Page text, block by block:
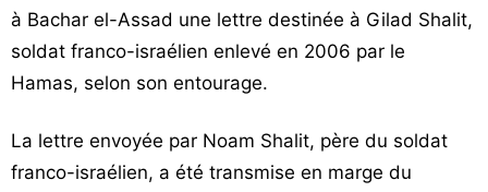
à Bachar el-Assad une lettre destinée à Gilad Shalit,
soldat franco-israélien enlevé en 2006 par le
Hamas, selon son entourage.
La lettre envoyée par Noam Shalit, père du soldat
franco-israélien, a été transmise en marge du